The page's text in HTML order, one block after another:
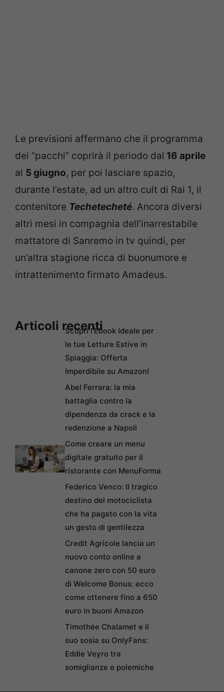
Le previsioni affermano che il programma
dei “pacchi” coprirà il periodo dal 16 aprile
al 5 giugno, per poi lasciare spazio,
durante l’estate, ad un altro cult di Rai 1, il
contenitore Techetecheté. Ancora diversi
altri mesi in compagnia dell’inarrestabile
mattatore di Sanremo in tv quindi, per
un’altra stagione ricca di buonumore e
intrattenimento firmato Amadeus.
Articoli recentiScopri l’Ebook Ideale per
le tue Letture Estive in
Spiaggia: Offerta
Imperdibile su Amazon!
Abel Ferrara: la mia
battaglia contro la
dipendenza da crack e la
redenzione a Napoli
Come creare un menu
digitale gratuito per il
ristorante con MenuForma
Federico Venco: Il tragico
destino del motociclista
che ha pagato con la vita
un gesto di gentilezza
Credit Agricole lancia un
nuovo conto online a
canone zero con 50 euro
di Welcome Bonus: ecco
come ottenere fino a 650
euro in buoni Amazon
Timothée Chalamet e il
suo sosia su OnlyFans:
Eddie Veyro tra
somiglianze e polemiche